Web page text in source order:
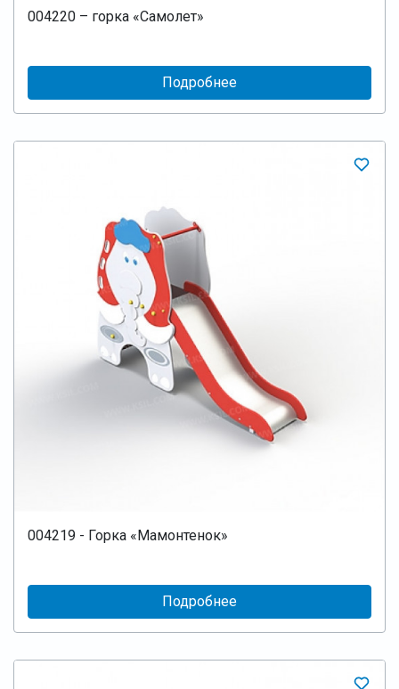
004220 – горка «Самолет»
Подробнее
004219 - Горка «Мамонтенок»
Подробнее